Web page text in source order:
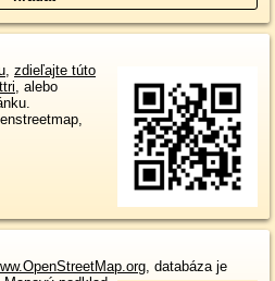
, zdieľajte túto
, alebo
, databáza je